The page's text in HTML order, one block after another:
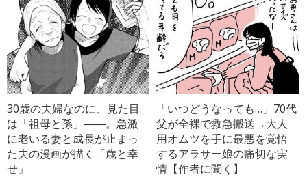
30歳の夫婦なのに、見た目
は「祖母と孫」――。急激
に老いる妻と成長が止まっ
た夫の漫画が描く「歳と幸
せ」
「いつどうなっても…」70代
父が全裸で救急搬送→大人
用オムツを手に最悪を覚悟
するアラサー娘の痛切な実
情【作者に聞く】